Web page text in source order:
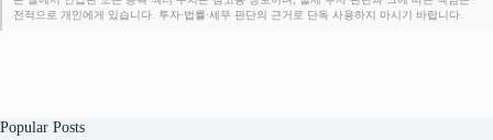
전적으로 개인에게 있습니다. 투자·법률·세무 판단의 근거로 단독 사용하지 마시기 바랍니다.
Popular Posts